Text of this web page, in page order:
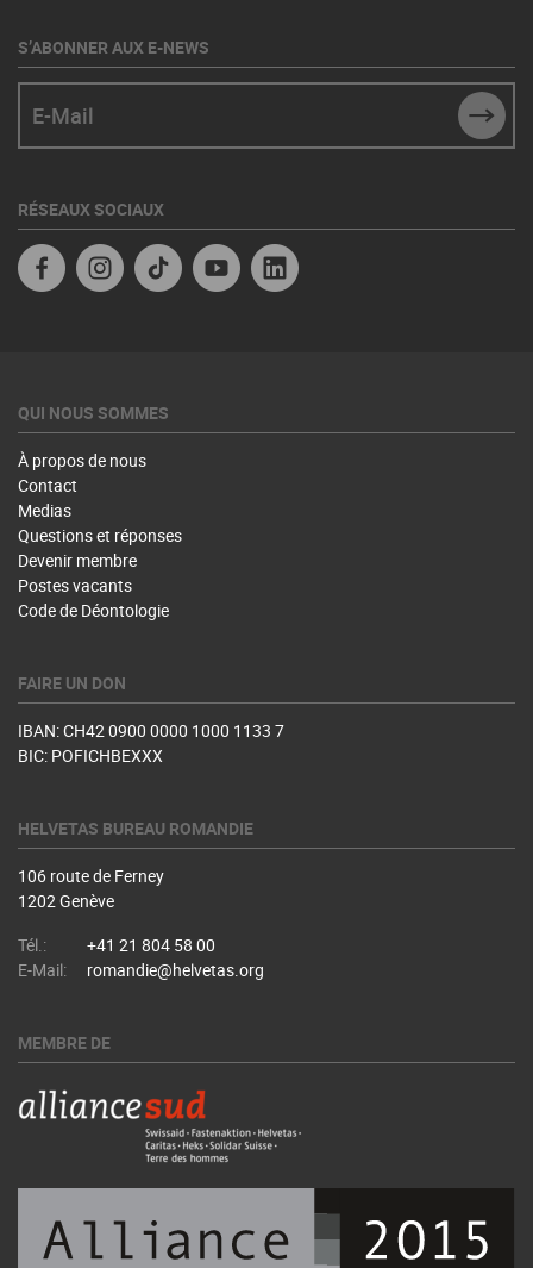
S’ABONNER AUX E-NEWS
RÉSEAUX SOCIAUX
FacebookInstagramTikTok YouTube
QUI NOUS SOMMES
À propos de nous
Contact
Medias
Questions et réponses
Devenir membre
Postes vacants
Code de Déontologie
FAIRE UN DON
IBAN: CH42 0900 0000 1000 1133 7
BIC: POFICHBEXXX
HELVETAS BUREAU ROMANDIE
106 route de Ferney
1202 Genève
Tél.:
+41 21 804 58 00
E-Mail:
romandie@helvetas.org
MEMBRE DE